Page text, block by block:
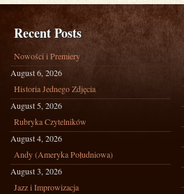
Recent Posts
Nowości i Premiery
August 6, 2026
Historia Jednego Zdjęcia
August 5, 2026
Rubryka Czytelników
August 4, 2026
Andy (Ameryka Południowa)
August 3, 2026
Jazz i Improwizacja